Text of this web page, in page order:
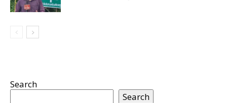
Search
Search